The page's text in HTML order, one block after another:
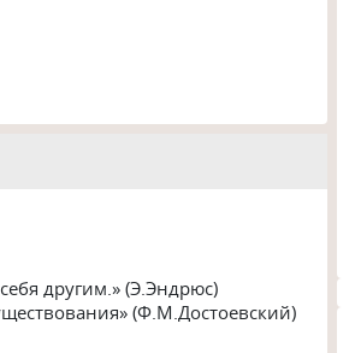
другим.» (Э.Эндрюс)
(Ф.М.Достоевский)